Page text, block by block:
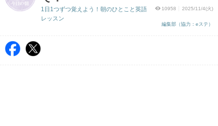
10958 2025/11/4(火)
編集部（協力：eステ）
1日1つずつ覚えよう！朝のひとこと英語
レッスン